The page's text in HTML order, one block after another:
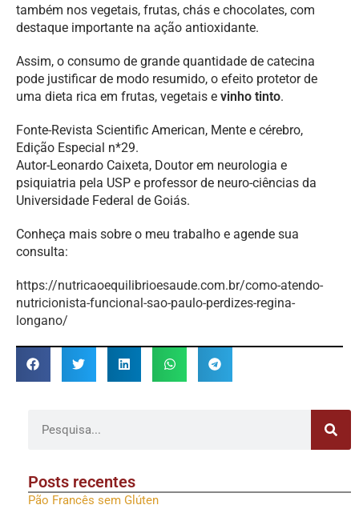
também nos vegetais, frutas, chás e chocolates, com
destaque importante na ação antioxidante.
Assim, o consumo de grande quantidade de catecina
pode justificar de modo resumido, o efeito protetor de
uma dieta rica em frutas, vegetais e vinho tinto.
Fonte-Revista Scientific American, Mente e cérebro,
Edição Especial n*29.
Autor-Leonardo Caixeta, Doutor em neurologia e
psiquiatria pela USP e professor de neuro-ciências da
Universidade Federal de Goiás.
Conheça mais sobre o meu trabalho e agende sua
consulta:
https://nutricaoequilibrioesaude.com.br/como-atendo-
nutricionista-funcional-sao-paulo-perdizes-regina-
longano/
Posts recentes
Pão Francês sem Glúten